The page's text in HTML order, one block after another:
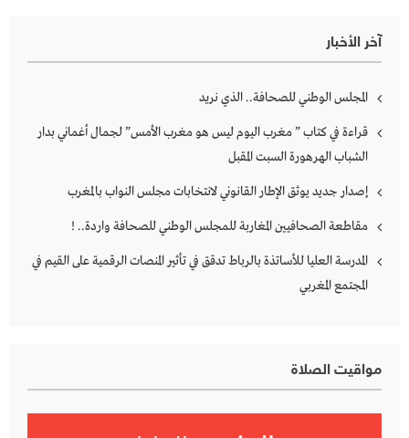
آخر الأخبار
المجلس الوطني للصحافة.. الذي نريد
قراءة في كتاب ” مغرب اليوم ليس هو مغرب الأمس” لجمال أغماني بدار
الشباب الهرهورة السبت المقبل
إصدار جديد يوثق الإطار القانوني لانتخابات مجلس النواب بالمغرب
مقاطعة الصحافيين المغاربة للمجلس الوطني للصحافة واردة.. !
المدرسة العليا للأساتذة بالرباط تدقق في تأثير المنصات الرقمية على القيم في
المجتمع المغربي
مواقيت الصلاة